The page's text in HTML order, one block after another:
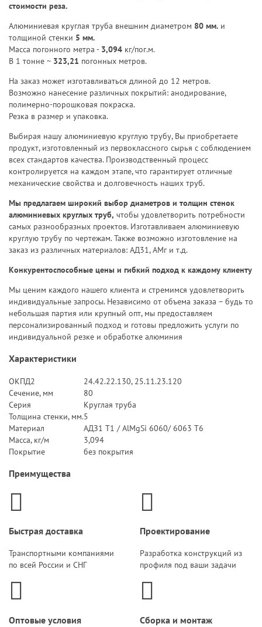
стоимости реза.
Алюминиевая круглая труба внешним диаметром 80 мм. и
толщиной стенки 5 мм.
Масса погонного метра - 3,094 кг/пог.м.
В 1 тонне ~ 323,21 погонных метров.
На заказ может изготавливаться длиной до 12 метров.
Возможно нанесение различных покрытий: анодирование,
полимерно-порошковая покраска.
Резка в размер и упаковка.
Выбирая нашу алюминиевую круглую трубу, Вы приобретаете
продукт, изготовленный из первоклассного сырья с соблюдением
всех стандартов качества. Производственный процесс
контролируется на каждом этапе, что гарантирует отличные
механические свойства и долговечность наших труб.
Мы предлагаем широкий выбор диаметров и толщин стенок
алюминиевых круглых труб, чтобы удовлетворить потребности
самых разнообразных проектов. Изготавливаем алюминиевую
круглую трубу по чертежам. Также возможно изготовление на
заказ из различных материалов: АД31, АМг и т.д.
Конкурентоспособные цены и гибкий подход к каждому клиенту
Мы ценим каждого нашего клиента и стремимся удовлетворить
индивидуальные запросы. Независимо от объема заказа – будь то
небольшая партия или крупный опт, мы предоставляем
персонализированный подход и готовы предложить услуги по
индивидуальной резке и обработке алюминия
Характеристики
ОКПД2
24.42.22.130, 25.11.23.120
Сечение, мм
80
Серия
Круглая труба
Толщина стенки, мм.5
Материал
АДЗ1 Т1 / AlMgSi 6060/ 6063 Т6
Масса, кг/м
3,094
Покрытие
без покрытия
Преимущества
Быстрая доставка
Транспортными компаниями
по всей России и СНГ
Проектирование
Разработка конструкций из
профиля под ваши задачи
Оптовые условия Сборка и монтаж